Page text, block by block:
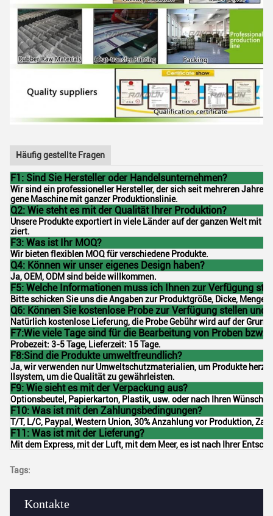
Kontakte
Häufig gestellte Fragen
F1: Sind Sie Hersteller oder Handelsunternehmen?
Wir sind ein professioneller Hersteller, der sich seit mehreren
gene Maschine mit ganzer Produktionslinie.
Q2: Wie steht es mit der Qualität Ihrer Produktion?
Unsere Produkte exportiert in viele Länder auf der ganzen Welt mit
ziert.
F3: Was ist Ihr MOQ?
Wir bieten flexiblen MOQ für verschiedene Produkte.
Q4: Können wir unser eigenes Design haben?
Ja, OEM, ODM sind beide willkommen.
F5: Welche Informationen muss ich Ihnen zur Verfügung
Bitte schicken Sie uns die Angaben zur Produktgröße, Dicke,
Q6: Können Sie kostenlose Probe zur Verfügung stellen und
Natürlich kostenlose Lieferung, die Probe Gebühr wird auf der
F7:Wie viele Tage sind für die Bearbeitung von Proben bzw.
Probezeit: 3-5 Tage, Lieferzeit: 15 Tage.
F8:Sind die Produkte umweltfreundlich?
Ja, wir verwenden nur Umweltschutzmaterialien, um Produkte
llsystem, um die Qualität zu gewährleisten.
F9: Wie sieht es mit der Verpackung aus?
Optionsbeutel, Papierkarton, Plastik, usw. oder nach Ihren
F10: Was ist mit den Zahlungsbedingungen?
T/T, L/C, Paypal, Western Union, 30% Anzahlung vor Produktion,
F11: Was ist mit der Lieferung?
Mit dem Express, mit der Luft, mit dem Meer, es ist nach Ihrer
Tags: